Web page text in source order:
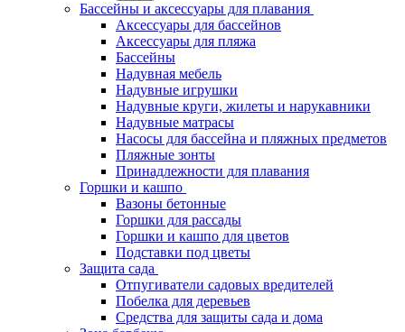
Бассейны и аксессуары для плавания
Аксессуары для бассейнов
Аксессуары для пляжа
Бассейны
Надувная мебель
Надувные игрушки
Надувные круги, жилеты и нарукавники
Надувные матрасы
Насосы для бассейна и пляжных предметов
Пляжные зонты
Принадлежности для плавания
Горшки и кашпо
Вазоны бетонные
Горшки для рассады
Горшки и кашпо для цветов
Подставки под цветы
Защита сада
Отпугиватели садовых вредителей
Побелка для деревьев
Средства для защиты сада и дома